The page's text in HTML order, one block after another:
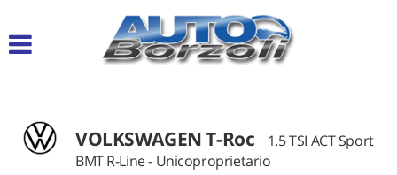
VOLKSWAGEN T-Roc
1.5 TSI ACT Sport
BMT R-Line - Unicoproprietario
Le
tue
Il
seguente